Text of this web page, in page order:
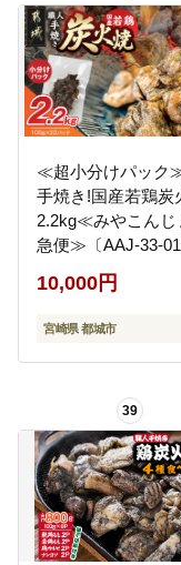
≪超小分けパック
手焼き!国産若鶏炭
2.2kg≪みやこんじ
急便≫〔AAJ-33-
2200g-Q〕
10,000円
宮崎県 都城市
39